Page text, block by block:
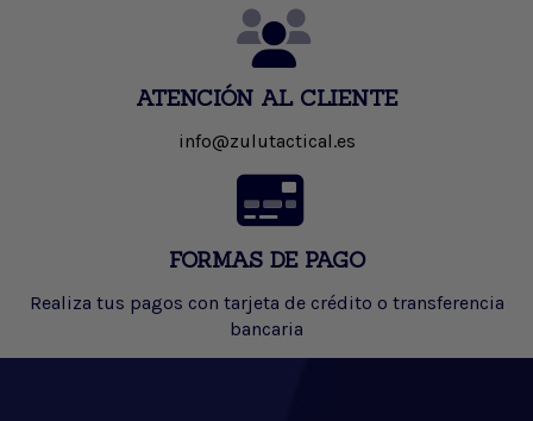
ATENCIÓN AL CLIENTE
info@zulutactical.es
FORMAS DE PAGO
Realiza tus pagos con tarjeta de crédito o transferencia
bancaria